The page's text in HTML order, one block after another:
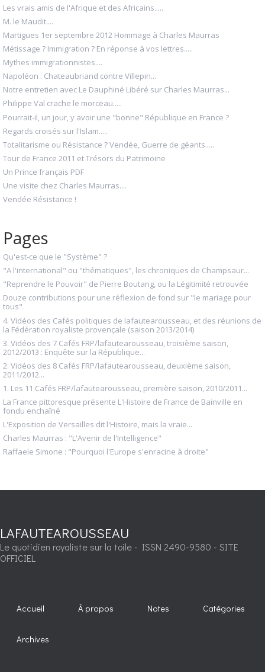
Les vrais amis de l'Afrique et des Africains.....
M. le Maudit....
Martigues 1er septembre 2012 Hommage à Charles Maurras
Métissage ? Immigration ? En réponse à vos lettres.....
Mythes immigrationnistes....
Napoléon : Chateaubriand contre Villepin...
Notre entretien avec Le Dauphiné Libéré sur Charles Maurras...
Philippe Val crache le morceau.....
Pourrait-il, un jour, y avoir une "bonne" République en France ?
Regards croisés sur l'Islam.....
Totalitarisme ou Résistance ? Vendée, Guerre de géants.....
Tour de France 2011 et Trésors du Patrimoine
Un Prince français PDF
Une visite chez Charles Maurras....
Vendée Résistance !
Pages
Qu'est-ce que le "Système" ?
"A l'international" ou "thématiques", les chroniques de Champsaur...
"Reprendre le Pouvoir" de Pierre Boutang, ou la Légitimité retrouvée
Douze contributions pour une réflexion de fond sur "le mariage pour
tous"
4. Vidéos des Cafés politiques de lafautearousseau, et des réunions de
la Fédération royaliste provençale (saison 2013/2014)
3. Vidéos des 7 Cafés FRP/lafautearousseau, troisième saison,
2012/2013 : Enquête sur la République...
2. Vidéos des 8 Cafés FRP/lafautearousseau, deuxième saison,
2011/2012...
1. Les 11 Cafés FRP/lafautearousseau, première saison, 2010/2011...
La France pittoresque présente L'Histoire de France de Bainville en
fondu enchaîné
L'Exposition de Versailles dit l'Histoire, mais la vraie...
Charles Maurras : "L'Avenir de l'Intelligence"
Raffaele Simone : "Pourquoi l'Europe s'enracine à droite"
LAFAUTEAROUSSEAU
Le quotidien royaliste sur la toile - ISSN 2490-9580 - SITE
OFFICIEL
Accueil À propos Notes Catégories
Archives